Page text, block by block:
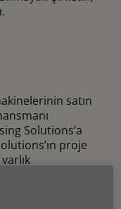
satın
Solutions’a
proje